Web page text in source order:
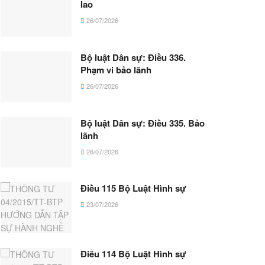
lao
26/07/2026
Bộ luật Dân sự: Điều 336.
Phạm vi bảo lãnh
26/07/2026
Bộ luật Dân sự: Điều 335. Bảo
lãnh
26/07/2026
Điều 115 Bộ Luật Hình sự
23/07/2026
Điều 114 Bộ Luật Hình sự